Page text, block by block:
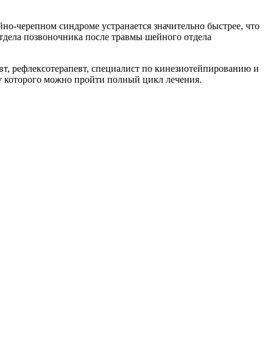
синдроме устранается значительно быстрее, что
позвоночника после травмы шейного отдела
рефлексотерапевт, специалист по кинезиотейпированию и
которого можно пройти полный цикл лечения.